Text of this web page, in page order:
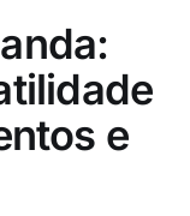
e